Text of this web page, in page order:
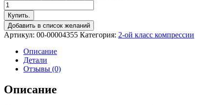
Купить.
Добавить в список желаний
Артикул: 00-00004355 Категория: 2-ой класс компрессии
Описание
Детали
Отзывы (0)
Описание